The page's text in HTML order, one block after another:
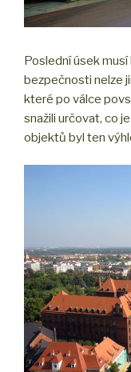
Poslední úsek
bezpečnosti nelze
které po válce
snažili určovat, co
objektů byl ten